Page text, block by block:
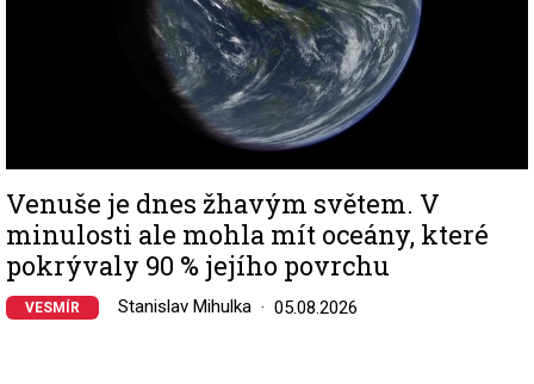
Venuše je dnes žhavým světem. V
minulosti ale mohla mít oceány, které
pokrývaly 90 % jejího povrchu
VESMÍR Stanislav Mihulka 05.08.2026